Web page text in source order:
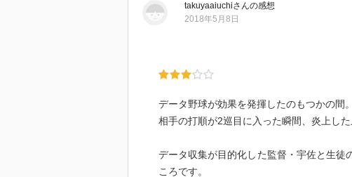
takuyaaiuchiさんの感想
2018年5月8日
データ野球が効果を発揮したのもつかの間。
相手の打順が2巡目に入った瞬間、炎上し
データ収集が目的化した監督・宇佐と生徒
ころです。